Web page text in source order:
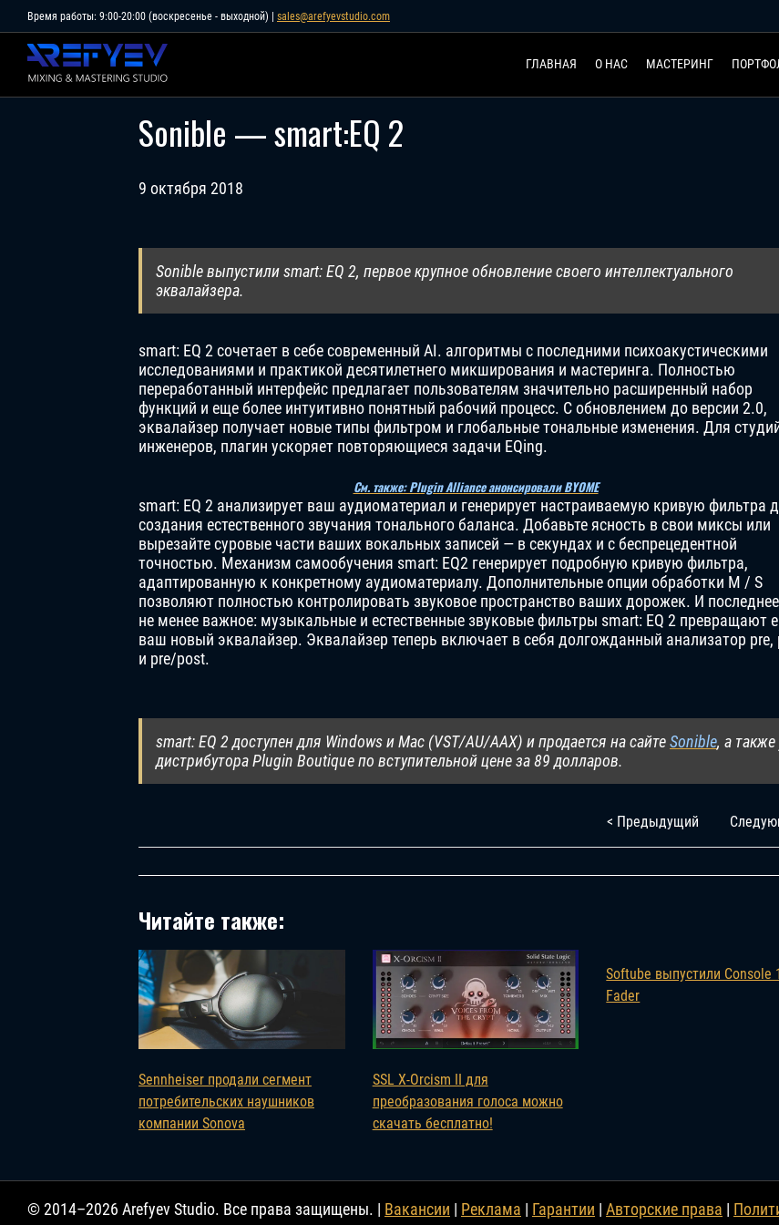
to
content
Время работы: 9:00-20:00 (воскресенье - выходной) | sales@arefyevstudio.com
ГЛАВНАЯ О НАС МАСТЕРИНГ
Sonible — smart:EQ 2
9 октября 2018
Sonible выпустили smart: EQ 2, первое крупное обновление своего интеллектуального
эквалайзера.
smart: EQ 2 сочетает в себе современный AI. алгоритмы с последними психоакустическими
исследованиями и практикой десятилетнего микширования и мастеринга. Полностью
переработанный интерфейс предлагает пользователям значительно расширенный набор
функций и еще более интуитивно понятный рабочий процесс. С обновлением до версии 2.0,
эквалайзер получает новые типы фильтром и глобальные тональные изменения. Для
инженеров, плагин ускоряет повторяющиеся задачи EQing.
См. также: Plugin Alliance анонсировали BYOME
smart: EQ 2 анализирует ваш аудиоматериал и генерирует настраиваемую кривую фильтра
создания естественного звучания тонального баланса. Добавьте ясность в свои миксы или
вырезайте суровые части ваших вокальных записей — в секундах и с беспрецедентной
точностью. Механизм самообучения smart: EQ2 генерирует подробную кривую фильтра,
адаптированную к конкретному аудиоматериалу. Дополнительные опции обработки M / S
позволяют полностью контролировать звуковое пространство ваших дорожек. И
не менее важное: музыкальные и естественные звуковые фильтры smart: EQ 2 превращают
ваш новый эквалайзер. Эквалайзер теперь включает в себя долгожданный анализатор pre,
и pre/post.
smart: EQ 2 доступен для Windows и Mac (VST/AU/AAX) и продается на сайтеSonible, а также
дистрибутора Plugin Boutique по вступительной цене за 89 долларов.
< Предыдущий
Читайте также:
Sennheiser продали сегмент
потребительских наушников
компании Sonova
SSL X-Orcism II для
преобразования голоса можно
скачать бесплатно!
Softube выпустили Console 1
Fader
© 2014–2026 Arefyev Studio. Все права защищены. | Вакансии | Реклама | Гарантии | Авторские права |